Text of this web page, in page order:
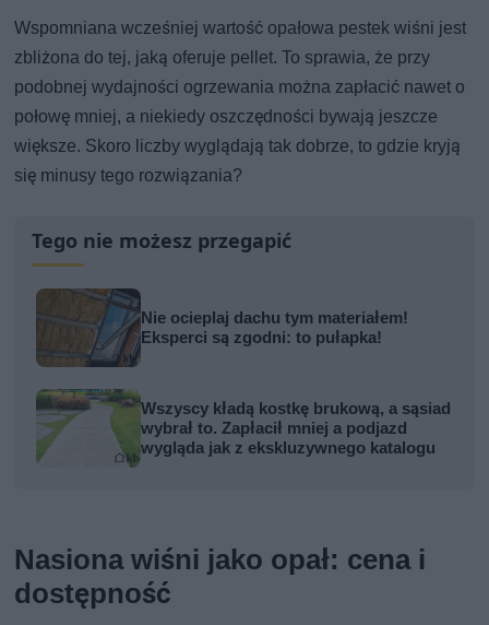
Wspomniana wcześniej wartość opałowa pestek wiśni jest
zbliżona do tej, jaką oferuje pellet. To sprawia, że przy
podobnej wydajności ogrzewania można zapłacić nawet o
połowę mniej, a niekiedy oszczędności bywają jeszcze
większe. Skoro liczby wyglądają tak dobrze, to gdzie kryją
się minusy tego rozwiązania?
Tego nie możesz przegapić
Nie ocieplaj dachu tym materiałem!
Eksperci są zgodni: to pułapka!
Wszyscy kładą kostkę brukową, a sąsiad
wybrał to. Zapłacił mniej a podjazd
wygląda jak z ekskluzywnego katalogu
Nasiona wiśni jako opał: cena i
dostępność